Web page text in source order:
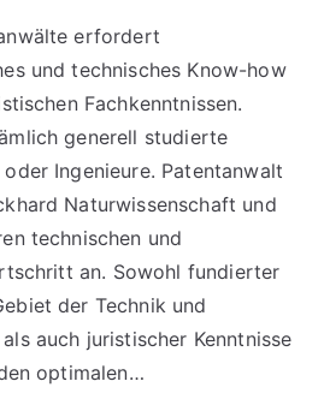
erfordert
und technisches Know-how
Fachkenntnissen.
generell studierte
Ingenieure. Patentanwalt
Naturwissenschaft und
technischen und
an. Sowohl fundierter
der Technik und
auch juristischer Kenntnisse
optimalen…